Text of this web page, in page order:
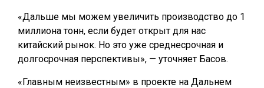
«Дальше мы можем увеличить производство до 1
миллиона тонн, если будет открыт для нас
китайский рынок. Но это уже среднесрочная и
долгосрочная перспективы», — уточняет Басов.
«Главным неизвестным» в проекте на Дальнем